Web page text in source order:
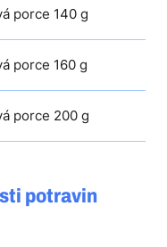
porce 140 g
porce 160 g
porce 200 g
potravin